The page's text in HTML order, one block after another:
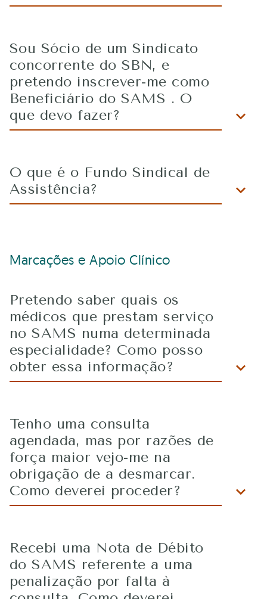
Sou Sócio de um Sindicato
concorrente do SBN, e
pretendo inscrever-me como
Beneficiário do SAMS . O
que devo fazer?
O que é o Fundo Sindical de
Assistência?
Marcações e Apoio Clínico
Pretendo saber quais os
médicos que prestam serviço
no SAMS numa determinada
especialidade? Como posso
obter essa informação?
Tenho uma consulta
agendada, mas por razões de
força maior vejo-me na
obrigação de a desmarcar.
Como deverei proceder?
Recebi uma Nota de Débito
do SAMS referente a uma
penalização por falta à